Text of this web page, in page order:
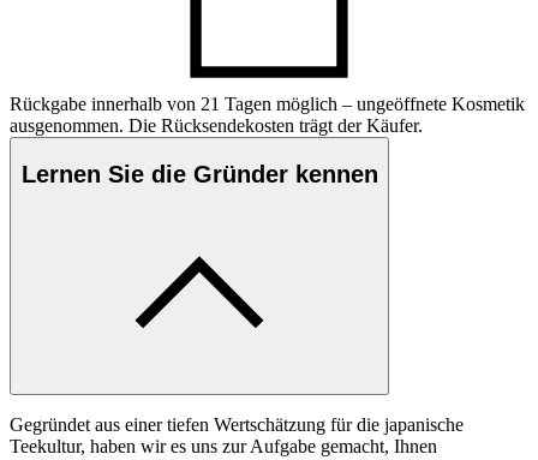
Rückgabe innerhalb von 21 Tagen möglich – ungeöffnete Kosmetik
ausgenommen. Die Rücksendekosten trägt der Käufer.
Lernen Sie die Gründer kennen
Gegründet aus einer tiefen Wertschätzung für die japanische
Teekultur, haben wir es uns zur Aufgabe gemacht, Ihnen